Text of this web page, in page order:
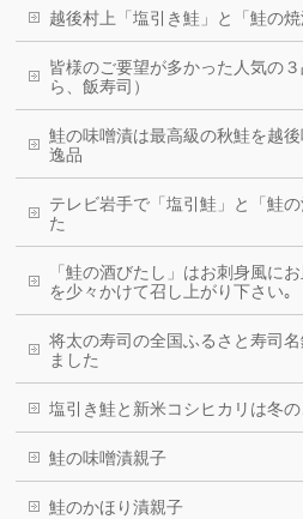
越後村上「塩引き鮭」と「鮭の焼
皆様のご要望が多かった人気の
ら、飯寿司）
鮭の味噌漬は最高級の秋鮭を越
逸品
テレビ岩手で「塩引鮭」と「鮭
た
「鮭の酒びたし」はお刺身風に
を少々かけて召し上がり下さい｡
将太の寿司の全国ふるさと寿司
ました
塩引き鮭と新米コシヒカリは冬の
鮭の味噌漬親子
鮭のかほり漬親子